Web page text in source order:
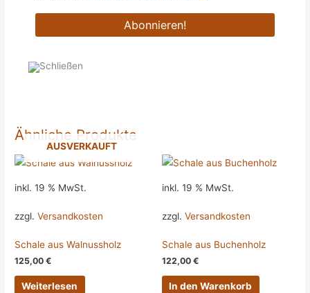
Ähnliche Produkte
AUSVERKAUFT
inkl. 19 % MwSt.
zzgl.Versandkosten
Schale aus Walnussholz
125,00€
Weiterlesen
inkl. 19 % MwSt.
zzgl. Versandkosten
Schale aus Buchenholz
122,00 €
In den Warenkorb